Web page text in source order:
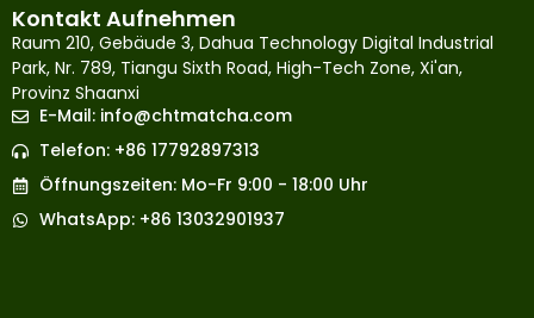
Kontakt Aufnehmen
Raum 210, Gebäude 3, Dahua Technology Digital Industrial
Park, Nr. 789, Tiangu Sixth Road, High-Tech Zone, Xi'an,
Provinz Shaanxi
E-Mail: info@chtmatcha.com
Telefon: +86 17792897313
Öffnungszeiten: Mo-Fr 9:00 - 18:00 Uhr
WhatsApp: +86 13032901937
Russian
French
Japanese